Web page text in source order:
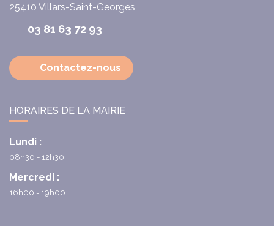
25410 Villars-Saint-Georges
03 81 63 72 93
Contactez-nous
HORAIRES DE LA MAIRIE
Lundi :
08h30 - 12h30
Mercredi :
16h00 - 19h00